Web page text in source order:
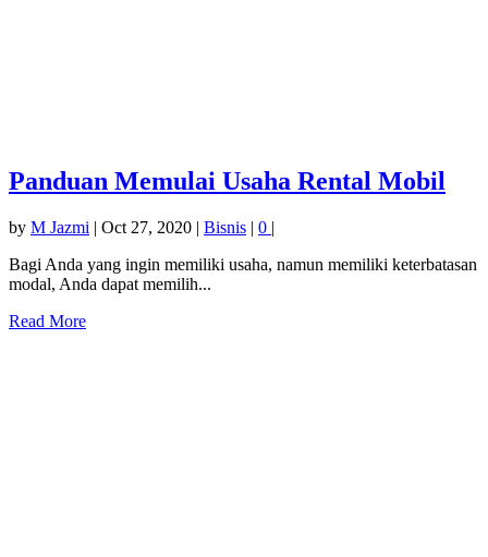
Panduan Memulai Usaha Rental Mobil
by M Jazmi | Oct 27, 2020 | Bisnis | 0 |
Bagi Anda yang ingin memiliki usaha, namun memiliki keterbatasan
modal, Anda dapat memilih...
Read More